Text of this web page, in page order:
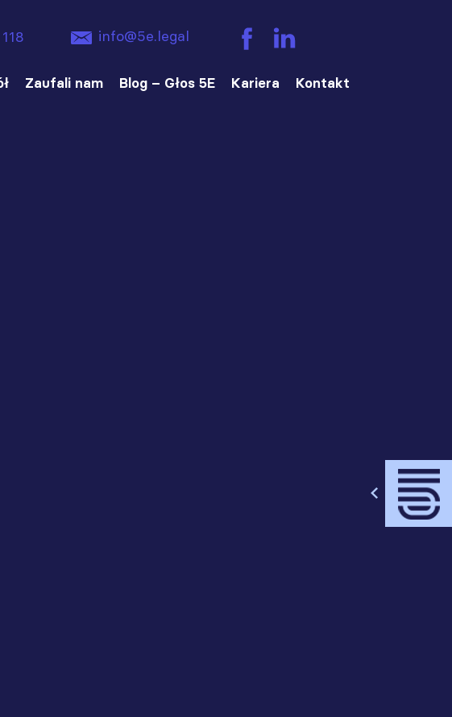
info@5e.legal
Zaufali nam Blog – Głos 5E Kariera Kontakt